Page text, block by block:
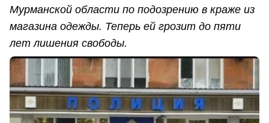
Мурманской области по подозрению в краже из
магазина одежды. Теперь ей грозит до пяти
лет лишения свободы.